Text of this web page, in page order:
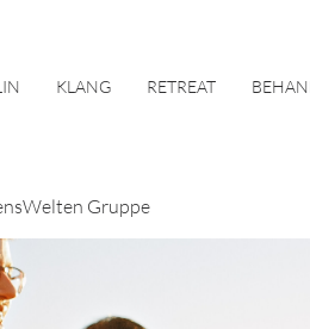
KLANG RETREAT
Gruppe